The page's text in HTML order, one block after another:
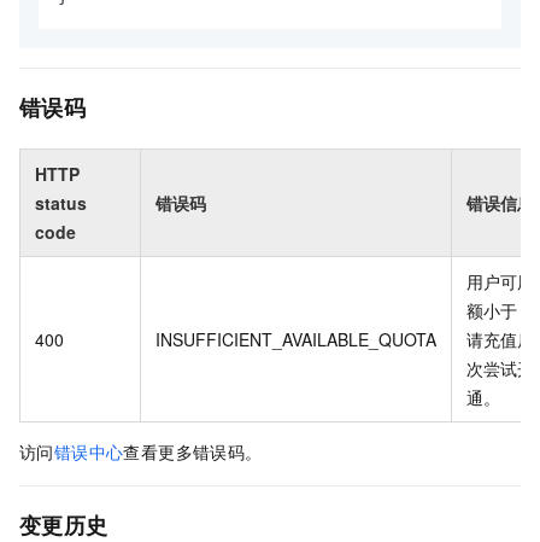
错误码
HTTP
status
code
错误码 错误信息
400 INSUFFICIENT_AVAILABLE_QUOTA
用户可用
额小于
请充值后
次尝试开
通。
访问错误中心查看更多错误码。
变更历史